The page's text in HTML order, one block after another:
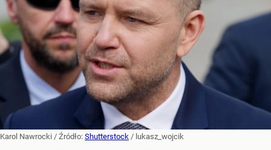
Karol Nawrocki / Źródło: Shutterstock / lukasz_wojcik